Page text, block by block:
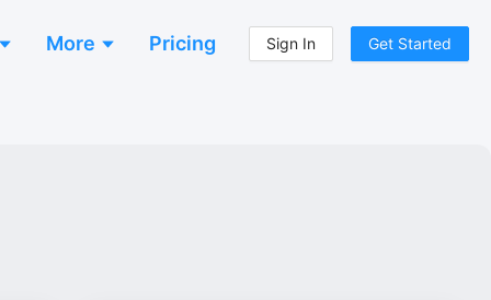
More Pricing Sign In Get Started